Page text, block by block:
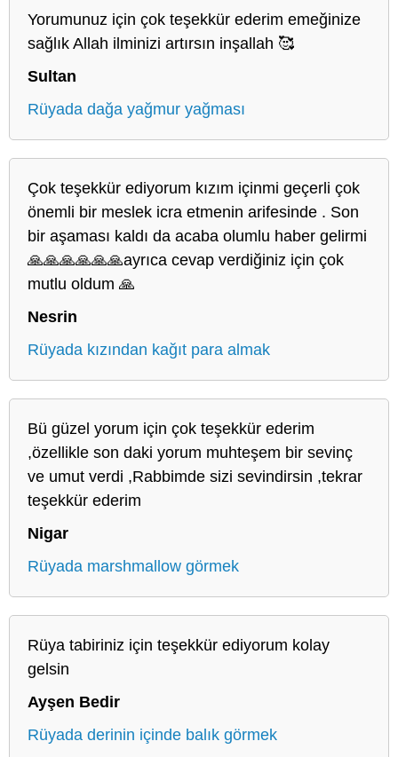
Yorumunuz için çok teşekkür ederim emeğinize
sağlık Allah ilminizi artırsın inşallah 🥰
Sultan
Rüyada dağa yağmur yağması
Çok teşekkür ediyorum kızım içinmi geçerli çok
önemli bir meslek icra etmenin arifesinde . Son
bir aşaması kaldı da acaba olumlu haber gelirmi
🙏🙏🙏🙏🙏🙏ayrıca cevap verdiğiniz için çok
mutlu oldum 🙏
Nesrin
Rüyada kızından kağıt para almak
Bü güzel yorum için çok teşekkür ederim
,özellikle son daki yorum muhteşem bir sevinç
ve umut verdi ,Rabbimde sizi sevindirsin ,tekrar
teşekkür ederim
Nigar
Rüyada marshmallow görmek
Rüya tabiriniz için teşekkür ediyorum kolay
gelsin
Ayşen Bedir
Rüyada derinin içinde balık görmek